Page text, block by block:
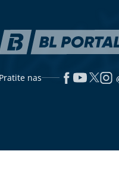
optimalni dnevni
znak broj jedan da ne